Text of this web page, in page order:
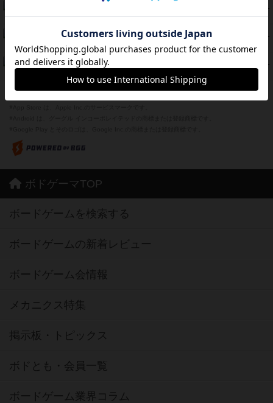
PT
紹介文なし 1件の投稿
PT
ザ・フラッフィー・ライト
39 PT
ふたつの城の物語
ボドゲーマTOP
ボードゲームを検索する
ボードゲームの新着レビュー
ボードゲーム会情報
メカニクス特集
掲示板・トピックス
ボドとも・会員一覧
ボードゲーム業界コラム